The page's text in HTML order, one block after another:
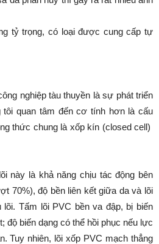
tỷ trọng, có loại được cung cấp tự
nghiệp tàu thuyền là sự phát triển
tôi quan tâm đến cơ tính hơn là cấu
thức chung là xốp kín (closed cell)
này là khả năng chịu tác động bên
70%), độ bền liên kết giữa da và lõi
Tấm lõi PVC bền va đập, bị biến
độ biến dạng có thể hồi phục nếu lực
Tuy nhiên, lõi xốp PVC mạch thẳng